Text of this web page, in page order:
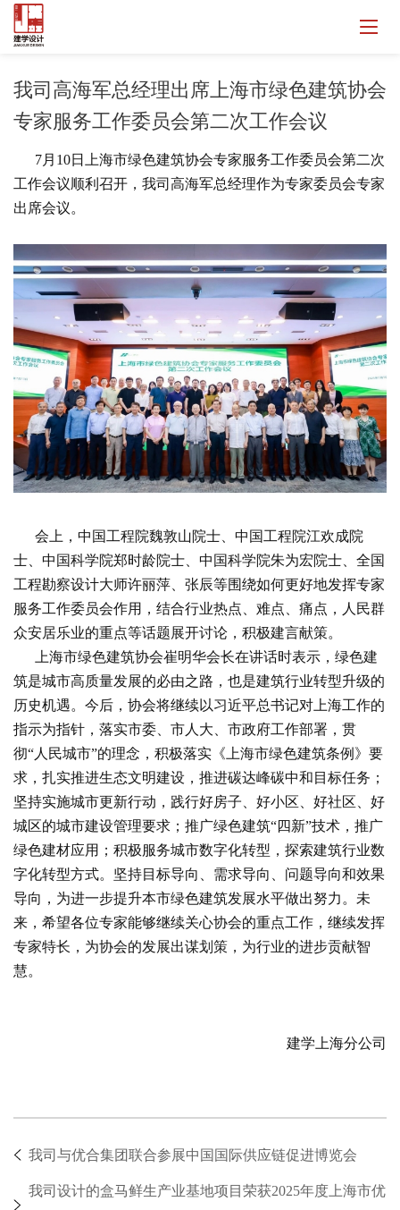
我司高海军总经理出席上海市绿色建筑协会
专家服务工作委员会第二次工作会议
7月10日上海市绿色建筑协会专家服务工作委员会第二次
工作会议顺利召开，我司高海军总经理作为专家委员会专家
出席会议。
会上，中国工程院魏敦山院士、中国工程院江欢成院
士、中国科学院郑时龄院士、中国科学院朱为宏院士、全国
工程勘察设计大师许丽萍、张辰等围绕如何更好地发挥专家
服务工作委员会作用，结合行业热点、难点、痛点，人民群
众安居乐业的重点等话题展开讨论，积极建言献策。
上海市绿色建筑协会崔明华会长在讲话时表示，绿色建
筑是城市高质量发展的必由之路，也是建筑行业转型升级的
历史机遇。今后，协会将继续以习近平总书记对上海工作的
指示为指针，落实市委、市人大、市政府工作部署，贯
彻“人民城市”的理念，积极落实《上海市绿色建筑条例》要
求，扎实推进生态文明建设，推进碳达峰碳中和目标任务；
坚持实施城市更新行动，践行好房子、好小区、好社区、好
城区的城市建设管理要求；推广绿色建筑“四新”技术，推广
绿色建材应用；积极服务城市数字化转型，探索建筑行业数
字化转型方式。坚持目标导向、需求导向、问题导向和效果
导向，为进一步提升本市绿色建筑发展水平做出努力。未
来，希望各位专家能够继续关心协会的重点工作，继续发挥
专家特长，为协会的发展出谋划策，为行业的进步贡献智
慧。
建学上海分公司
我司与优合集团联合参展中国国际供应链促进博览会
我司设计的盒马鲜生产业基地项目荣获2025年度上海市优